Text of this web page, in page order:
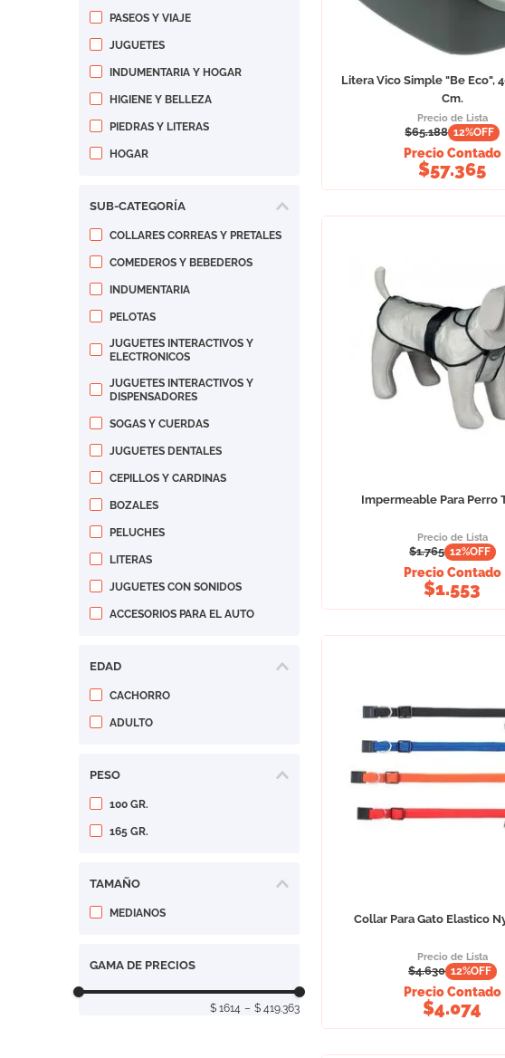
PASEOS Y VIAJE
JUGUETES
INDUMENTARIA Y HOGAR
HIGIENE Y BELLEZA
PIEDRAS Y LITERAS
HOGAR
SUB-CATEGORÍA
COLLARES CORREAS Y PRETALES
COMEDEROS Y BEBEDEROS
INDUMENTARIA
PELOTAS
JUGUETES INTERACTIVOS Y
ELECTRONICOS
JUGUETES INTERACTIVOS Y
DISPENSADORES
SOGAS Y CUERDAS
JUGUETES DENTALES
CEPILLOS Y CARDINAS
BOZALES
PELUCHES
LITERAS
JUGUETES CON SONIDOS
ACCESORIOS PARA EL AUTO
EDAD
CACHORRO
ADULTO
PESO
100 GR.
165 GR.
TAMAÑO
MEDIANOS
GAMA DE PRECIOS
$ 1614 – $ 419.363
Litera Vico Simple "Be Eco",
Cm.
Precio de Lista
$65.188 12%OFF
Precio Contado
$57.365
Impermeable Para Perro
Precio de Lista
$1.765 12%OFF
Precio Contado
$1.553
Collar Para Gato Elastico
Precio de Lista
$4.630 12%OFF
Precio Contado
$4.074